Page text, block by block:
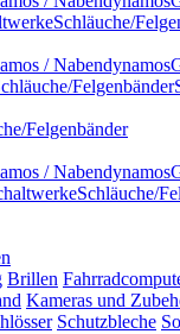
Schläuche/
/ Nabendynamos
Felgenbänder
Felgenbänder
/ Nabendynamos
Schläuche/
Brillen
Kameras und
Schutzbleche